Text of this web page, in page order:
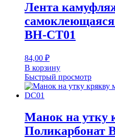
Лента
BH-CT01
84,00 ₽
В корзину
Быстрый просмотр
Манок на утку
Поликарбонат